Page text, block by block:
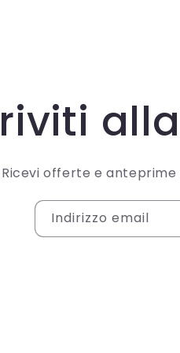
Ricevi offerte e
Indirizzo email